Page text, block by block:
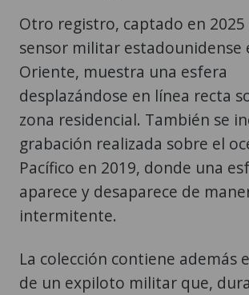
Otro registro, captado en
sensor militar estadounidense
Oriente, muestra una esfera
desplazándose en línea recta
zona residencial. También se
grabación realizada sobre el
Pacífico en 2019, donde una
aparece y desaparece de
intermitente.
La colección contiene además
de un expiloto militar que,